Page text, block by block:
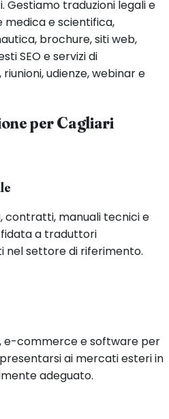
traduzioni legali e
medica e scientifica,
brochure, siti web,
SEO e servizi di
udienze, webinar e
perCagliari
contratti, manuali tecnici e
a traduttori
nel settore di riferimento.
e-commerce e software per
ai mercati esteri in
adeguato.